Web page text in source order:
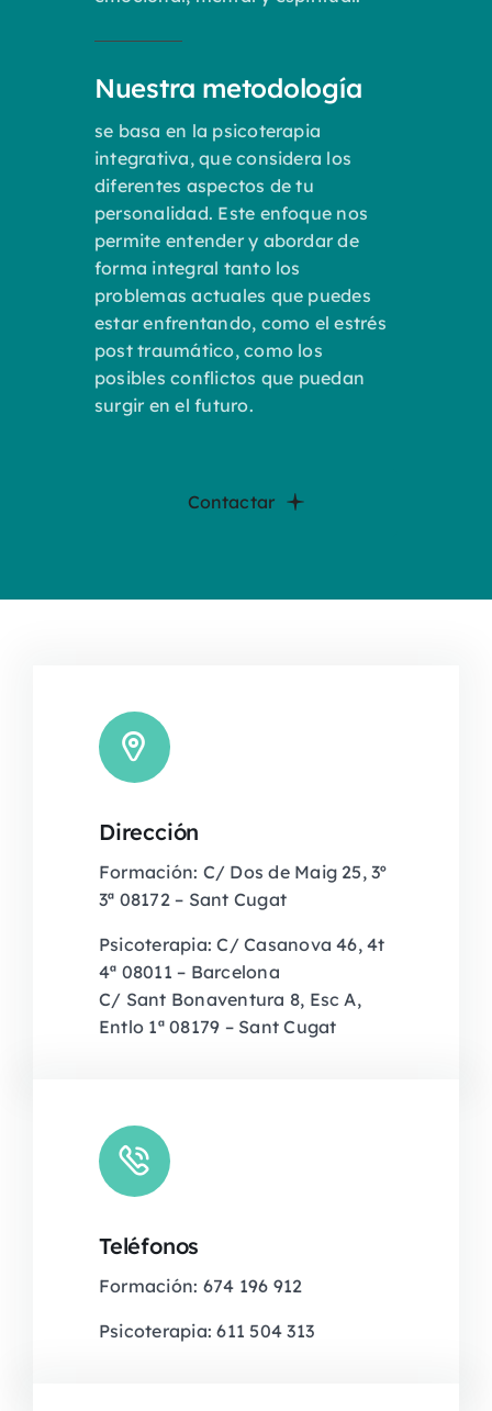
Nuestra metodología
se basa en la psicoterapia
integrativa, que considera los
diferentes aspectos de tu
personalidad. Este enfoque nos
permite entender y abordar de
forma integral tanto los
problemas actuales que puedes
estar enfrentando, como el estrés
post traumático, como los
posibles conflictos que puedan
surgir en el futuro.
Contactar
Dirección
Formación: C/ Dos de Maig 25, 3º
3ª 08172 – Sant Cugat
Psicoterapia: C/ Casanova 46, 4t
4ª 08011 – Barcelona
C/ Sant Bonaventura 8, Esc A,
Entlo 1ª 08179 – Sant Cugat
Teléfonos
Formación: 674 196 912
Psicoterapia: 611 504 313